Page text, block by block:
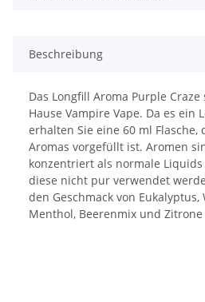
Beschreibung
Das Longfill Aroma Purple
Hause Vampire Vape. Da es ein
erhalten Sie eine 60 ml Flasche,
Aromas vorgefüllt ist. Aromen
konzentriert als normale
diese nicht pur verwendet
den Geschmack von
Menthol, Beerenmix und Zitrone